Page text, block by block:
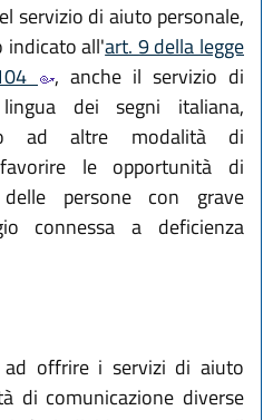
servizio di aiuto personale,
indicato all'art. 9 della legge
, anche il servizio di
dei segni italiana,
ad altre modalità di
le opportunità di
persone con grave
connessa a deficienza
ad offrire i servizi di aiuto
di comunicazione diverse